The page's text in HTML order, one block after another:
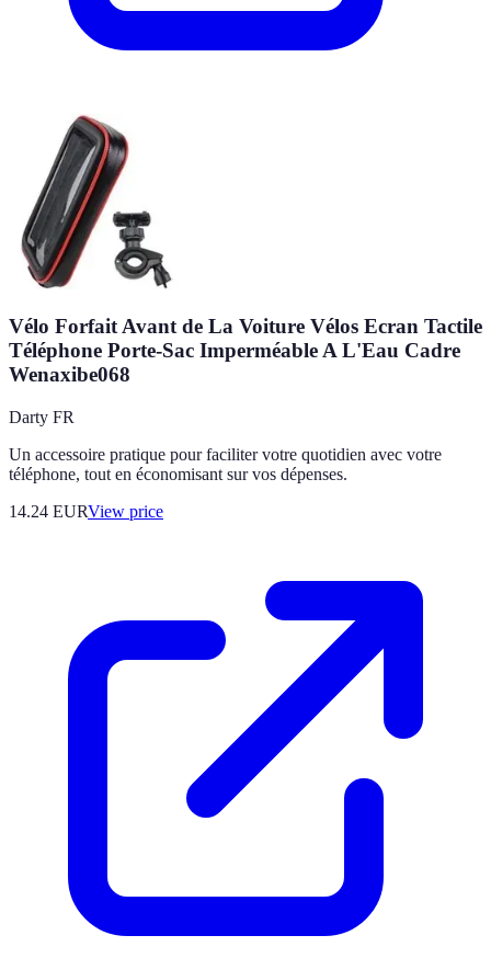
Vélo Forfait Avant de La Voiture Vélos Ecran Tactile
Téléphone Porte-Sac Imperméable A L'Eau Cadre
Wenaxibe068
Darty FR
Un accessoire pratique pour faciliter votre quotidien avec votre
téléphone, tout en économisant sur vos dépenses.
14.24 EURView price